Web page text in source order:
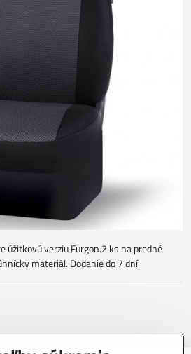
úžitkovú verziu Furgon.2 ks na predné
materiál. Dodanie do 7 dní.